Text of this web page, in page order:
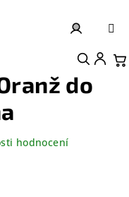
Přihlášení
do
hodnocení